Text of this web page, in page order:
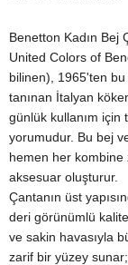
Benetton Kadın Bej
United Colors of
bilinen), 1965'ten bu
tanınan İtalyan
günlük kullanım için
yorumudur. Bu bej
hemen her
aksesuar oluşturur.
Çantanın üst
deri görünümlü
ve sakin havasıyla
zarif bir yüzey